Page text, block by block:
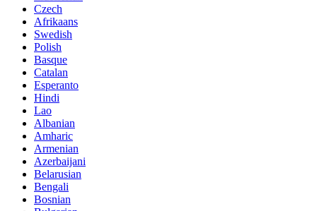
Czech
Afrikaans
Swedish
Polish
Basque
Catalan
Esperanto
Hindi
Lao
Albanian
Amharic
Armenian
Azerbaijani
Belarusian
Bengali
Bosnian